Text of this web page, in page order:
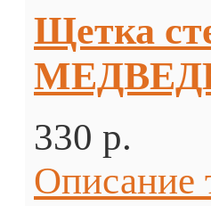
Щетка
330 p.
Описание